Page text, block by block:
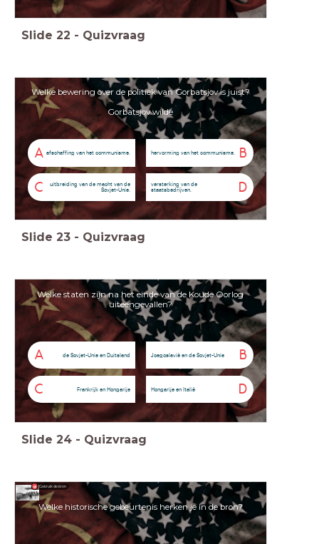
Slide 22 - Quizvraag
Welke bewering over de politiek van Gorbatsjov is juist?
Gorbatsjov wilde
A afschaffing van het communisme. B
hervorming van het communisme.
C
uitbreiding van de macht van de
Sovjet-Unie.
D
versterking van de
staatsbedrijven.
Slide 23 - Quizvraag
Welke staten zijn na het einde van de Koude Oorlog
uiteengevallen?
A de Sovjet-Unie en Duitsland B
Joegoslavië en de Sovjet-Unie
C Frankrijk en Hongarije D
Hongarije en Italië
Slide 24 - Quizvraag
Welke historische gebeurtenis herken je in de bron?
Gebruik de bron